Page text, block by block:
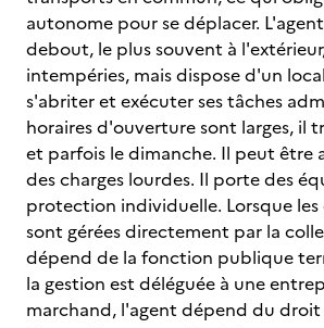
autonome pour se déplacer.
debout, le plus souvent à
intempéries, mais dispose d'un
s'abriter et exécuter ses tâches
horaires d'ouverture sont larges, il
et parfois le dimanche. Il peut être
des charges lourdes. Il porte des
protection individuelle. Lorsque
sont gérées directement par la
dépend de la fonction publique
la gestion est déléguée à une
marchand, l'agent dépend du